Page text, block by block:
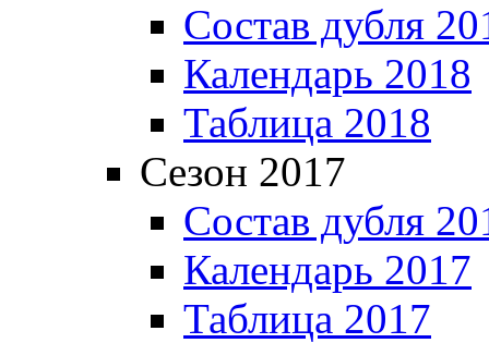
Состав дубля
Календарь 2018
Таблица 2018
Сезон 2017
Состав дубля
Календарь 2017
Таблица 2017